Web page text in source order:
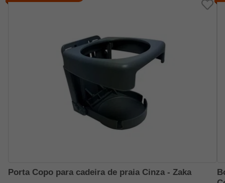
Porta Copo para cadeira de praia Cinza - Zaka